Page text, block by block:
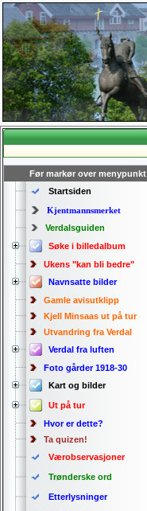
Før markør over menypunkt
Startsiden
Kjentmannsmerket
Verdalsguiden
Søke i billedalbum
Ukens "kan bli bedre"
Navnsatte bilder
Gamle avisutklipp
Kjell Minsaas ut på tur
Utvandring fra Verdal
Verdal fra luften
Foto gårder 1918-30
Kart og bilder
Ut på tur
Hvor er dette?
Ta quizen!
Værobservasjoner
Trønderske ord
Etterlysninger